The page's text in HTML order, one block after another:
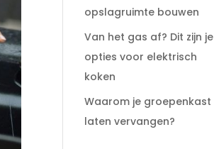
opslagruimte bouwen
Van het gas af? Dit zijn je
opties voor elektrisch
koken
Waarom je groepenkast
laten vervangen?